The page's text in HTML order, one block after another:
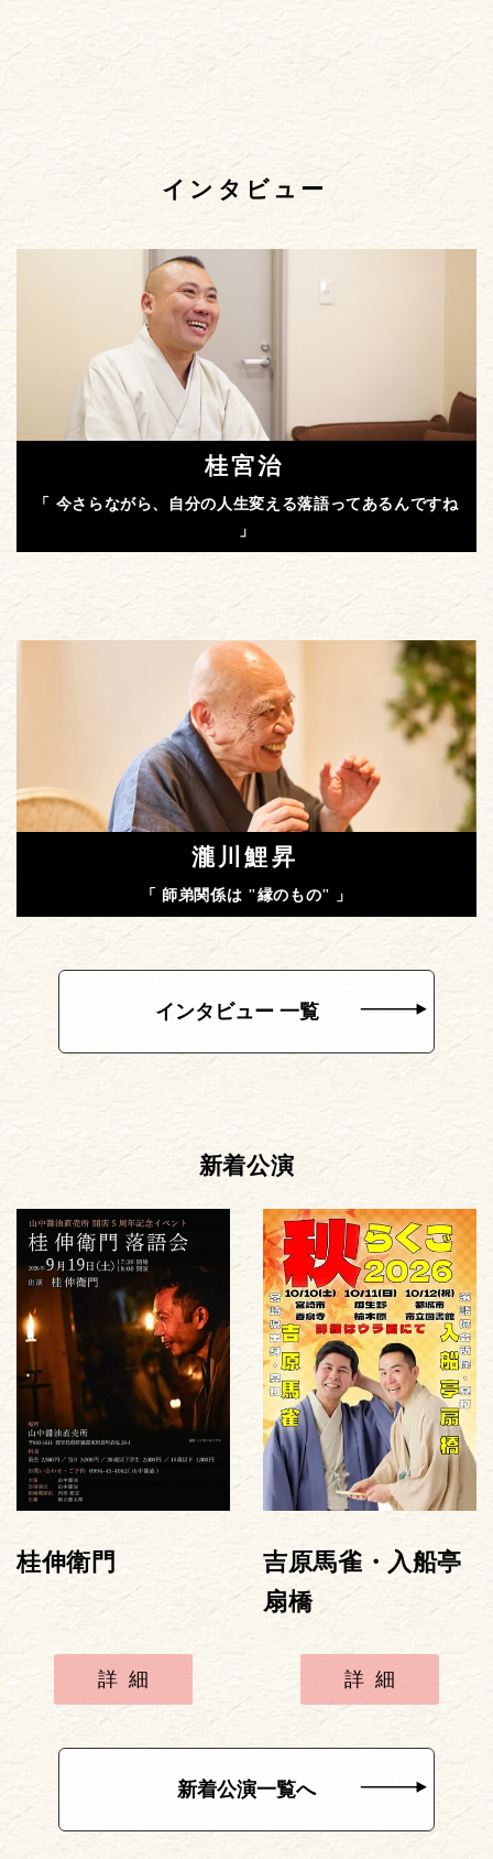
インタビュー
桂宮治
「 今さらながら、自分の人生変える落語ってあるんですね
」
瀧川鯉昇
「 師弟関係は "縁のもの" 」
インタビュー 一覧
新着公演
桂伸衛門
詳細
吉原馬雀・入船亭
扇橋
詳細
新着公演一覧へ